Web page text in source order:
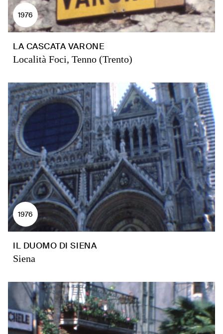
1976
LA CASCATA VARONE
Località Foci, Tenno (Trento)
1976
IL DUOMO DI SIENA
Siena